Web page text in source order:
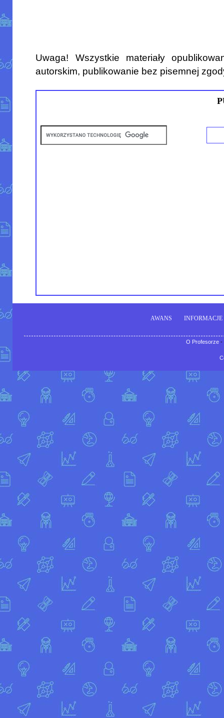
Uwaga! Wszystkie materiały
autorskim, publikowanie bez pisemnej
AWANS INFORMACJE
O Profesorze-